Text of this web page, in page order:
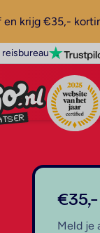
en krijg €35,-
Meld je